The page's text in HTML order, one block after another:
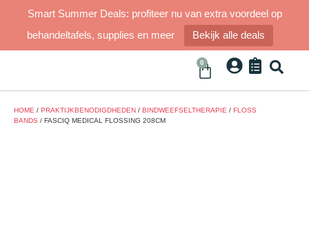
Smart Summer Deals: profiteer nu van extra voordeel op
behandeltafels, supplies en meer
Bekijk alle deals
0
HOME / PRAKTIJKBENODIGDHEDEN / BINDWEEFSELTHERAPIE / FLOSS
BANDS / FASCIQ MEDICAL FLOSSING 208CM